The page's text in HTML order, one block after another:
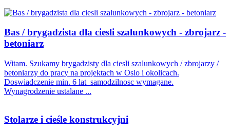
Bas / brygadzista dla ciesli szalunkowych - zbrojarz -
betoniarz
Witam. Szukamy brygadzisty dla ciesli szalunkowych / zbrojarzy /
betoniarzy do pracy na projektach w Oslo i okolicach.
Doswiadczenie min. 6 lat samodzilnosc wymagane.
Wynagrodzenie ustalane ...
Stolarze i cieśle konstrukcyjni